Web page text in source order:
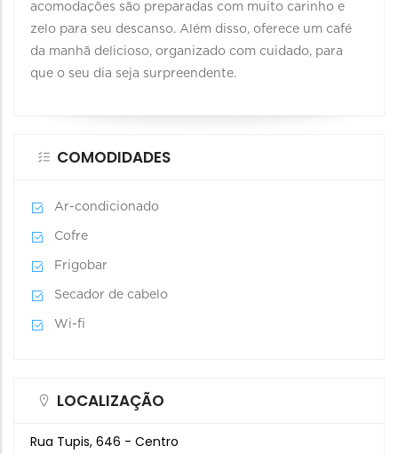
acomodações são preparadas com muito carinho e
zelo para seu descanso. Além disso, oferece um café
da manhã delicioso, organizado com cuidado, para
que o seu dia seja surpreendente.
COMODIDADES
Ar-condicionado
Cofre
Frigobar
Secador de cabelo
Wi-fi
LOCALIZAÇÃO
Rua Tupis, 646 - Centro